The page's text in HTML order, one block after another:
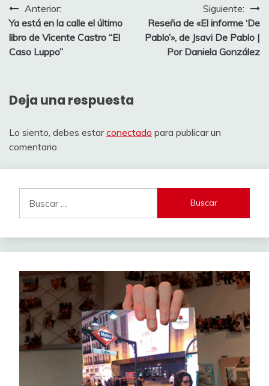
Navegación
de
entradas
Anterior:
Ya está en la calle el último
libro de Vicente Castro “El
Caso Luppo”
Siguiente:
Reseña de «El informe ‘De
Pablo’», de Jsavi De Pablo |
Por Daniela González
Deja una respuesta
Lo siento, debes estarconectado para publicar un
comentario.